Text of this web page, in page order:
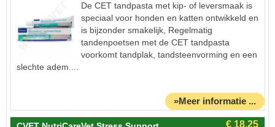
De CET tandpasta met kip- of leversmaak is
speciaal voor honden en katten ontwikkeld en
is bijzonder smakelijk, Regelmatig
tandenpoetsen met de CET tandpasta
voorkomt tandplak, tandsteenvorming en een
slechte adem....
»Meer informatie ...